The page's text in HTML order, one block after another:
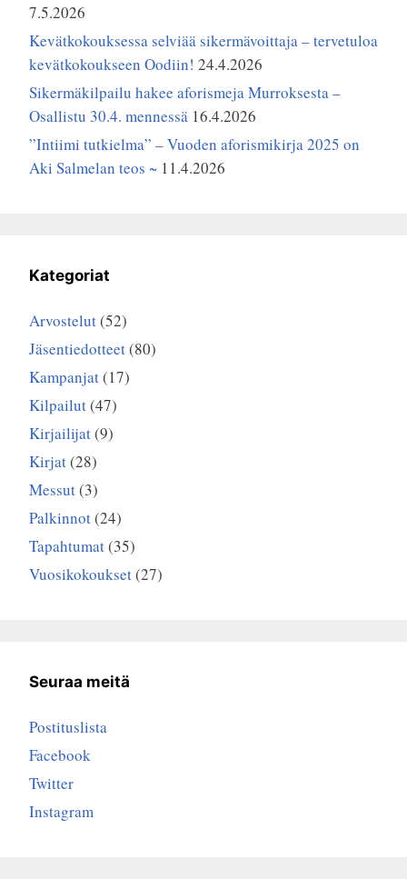
7.5.2026
Kevätkokouksessa selviää sikermävoittaja – tervetuloa
kevätkokoukseen Oodiin! 24.4.2026
Sikermäkilpailu hakee aforismeja Murroksesta –
Osallistu 30.4. mennessä 16.4.2026
”Intiimi tutkielma” – Vuoden aforismikirja 2025 on
Aki Salmelan teos ~ 11.4.2026
Kategoriat
Arvostelut(52)
Jäsentiedotteet(80)
Kampanjat(17)
Kilpailut(47)
Kirjailijat(9)
Kirjat(28)
Messut(3)
Palkinnot(24)
Tapahtumat(35)
Vuosikokoukset(27)
Seuraa meitä
Postituslista
Facebook
Twitter
Instagram